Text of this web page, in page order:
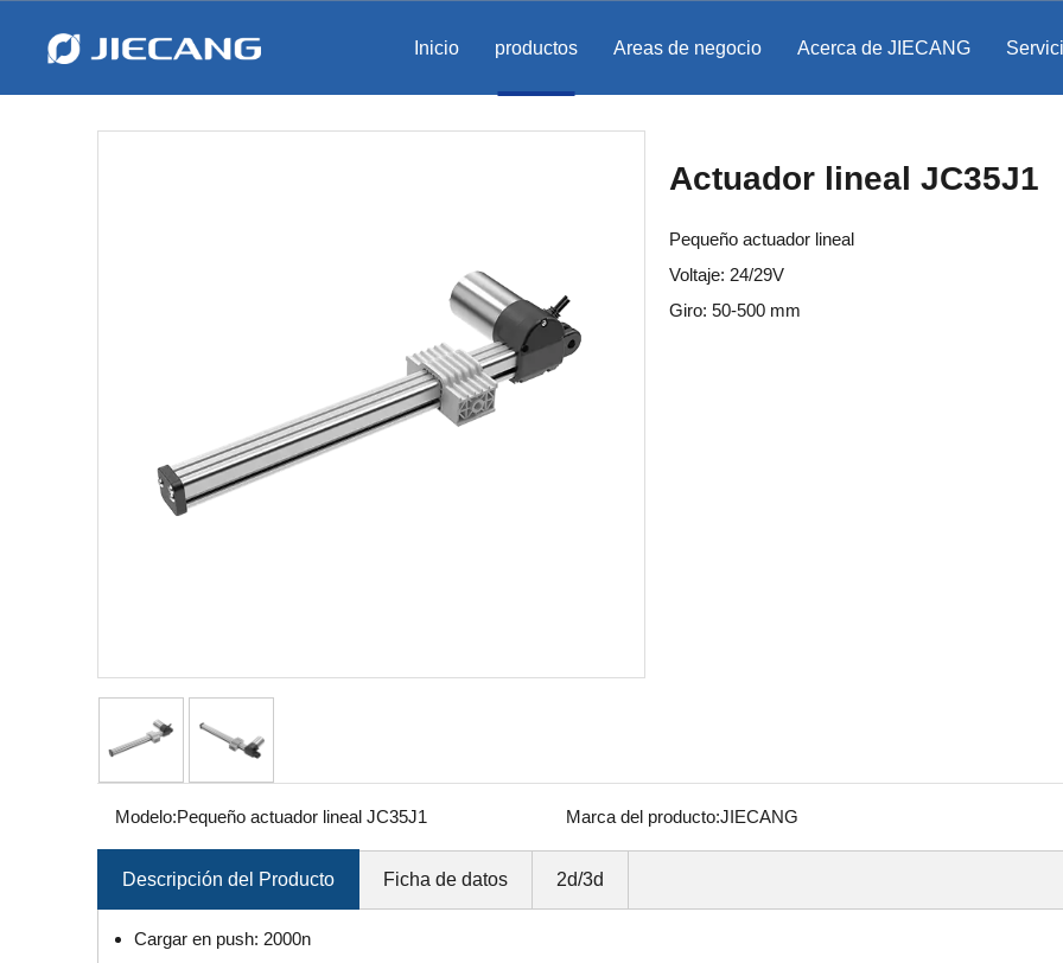
Inicio productos Areas de negocio Acerca de JIECANG
Actuador lineal JC35J1
Pequeño actuador lineal
Voltaje: 24/29V
Giro: 50-500 mm
Modelo:Pequeño actuador lineal JC35J1 Marca del producto:JIECANG
Descripción del Producto Ficha de datos 2d/3d
Cargar en push: 2000n